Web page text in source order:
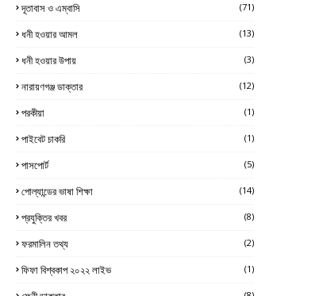
দূতাবাস ও এম্বাসি (71)
ধনী হওয়ার আমল (13)
ধনী হওয়ার উপায় (3)
নারায়ণগঞ্জ ডাক্তার (12)
পরকীয়া (1)
পাইবেট চাকরি (1)
পাসপোর্ট (5)
পোল্যান্ডের ভাষা শিক্ষা (14)
প্রযুক্তির খবর (8)
ফরমালিন তথ্য (2)
ফিফা বিশ্বকাপ ২০২২ লাইভ (1)